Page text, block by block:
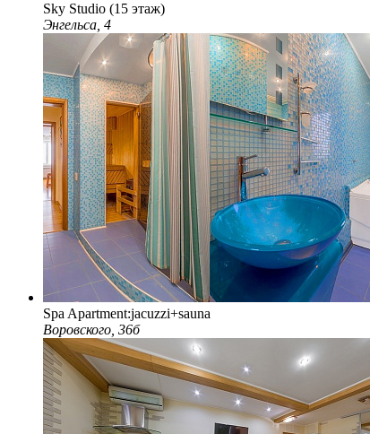
Sky Studio (15 этаж)
Энгельса, 4
Spa Apartment:jacuzzi+sauna
Воровского, 36б